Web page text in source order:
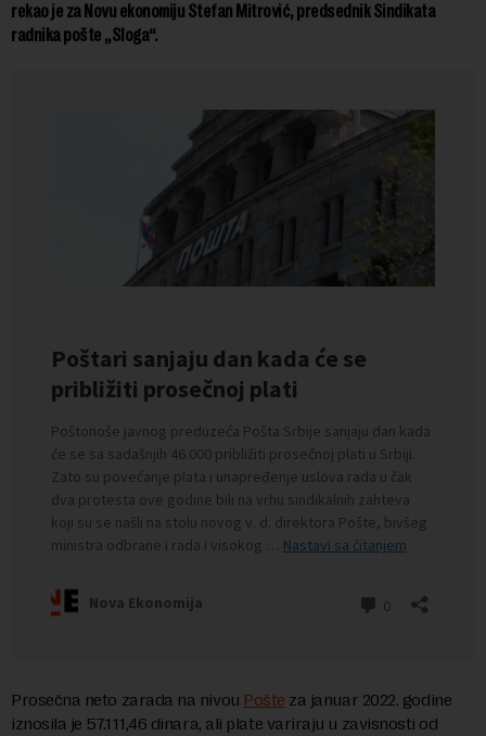
rekao je za Novu ekonomiju Stefan Mitrović, predsednik Sindikata
radnika pošte „Sloga“.
Prosečna neto zarada na nivou Pošte za januar 2022. godine
iznosila je 57.111,46 dinara, ali plate variraju u zavisnosti od